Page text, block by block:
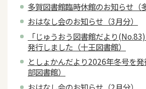
多賀図書館臨時休館のお知らせ（
おはなし会のお知らせ（3月分）
「じゅうおう図書館だより
発行しました（十王図書館）
としょかんだより2026年冬号を
部図書館）